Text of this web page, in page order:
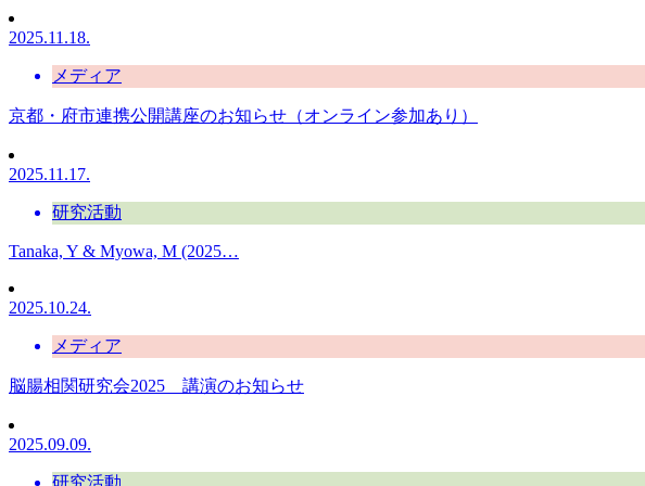
2025.11.18.
メディア
京都・府市連携公開講座のお知らせ（オンライン参加あり）
2025.11.17.
研究活動
Tanaka, Y & Myowa, M (2025…
2025.10.24.
メディア
脳腸相関研究会2025 講演のお知らせ
2025.09.09.
研究活動